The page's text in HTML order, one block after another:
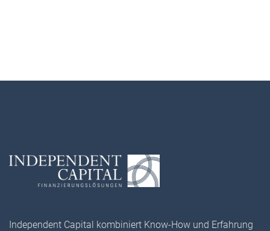
Independent Capital kombiniert Know-How und Erfahrung